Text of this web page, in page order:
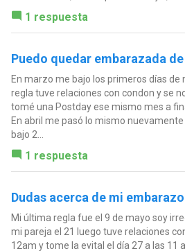
1 respuesta
Puedo quedar embarazada
En marzo me bajo los primeros días de
regla tuve relaciones con condon y se
tomé una Postday ese mismo mes a
En abril me pasó lo mismo
bajo 2...
1 respuesta
Dudas acerca de mi embarazo
Mi última regla fue el 9 de mayo soy
mi pareja el 21 luego tuve relaciones
12am y tome la evital el día 27 a las 11